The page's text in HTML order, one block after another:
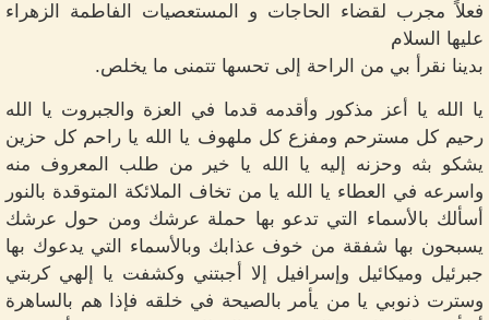
فعلاً مجرب لقضاء الحاجات و المستعصيات الفاطمة الزهراء
عليها السلام
بدينا نقرأ بي من الراحة إلى تحسها تتمنى ما يخلص.
يا الله يا أعز مذكور وأقدمه قدما في العزة والجبروت يا الله
رحيم كل مسترحم ومفزع كل ملهوف يا الله يا راحم كل حزين
يشكو بثه وحزنه إليه يا الله يا خير من طلب المعروف منه
واسرعه في العطاء يا الله يا من تخاف الملائكة المتوقدة بالنور
أسألك بالأسماء التي تدعو بها حملة عرشك ومن حول عرشك
يسبحون بها شفقة من خوف عذابك وبالأسماء التي يدعوك بها
جبرئيل وميكائيل وإسرافيل إلا أجبتني وكشفت يا إلهي كربتي
وسترت ذنوبي يا من يأمر بالصيحة في خلقه فإذا هم بالساهرة